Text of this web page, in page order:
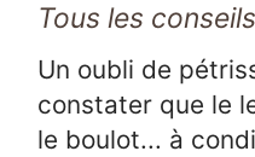
Tous les
Un oubli de
constater que le
le boulot... à